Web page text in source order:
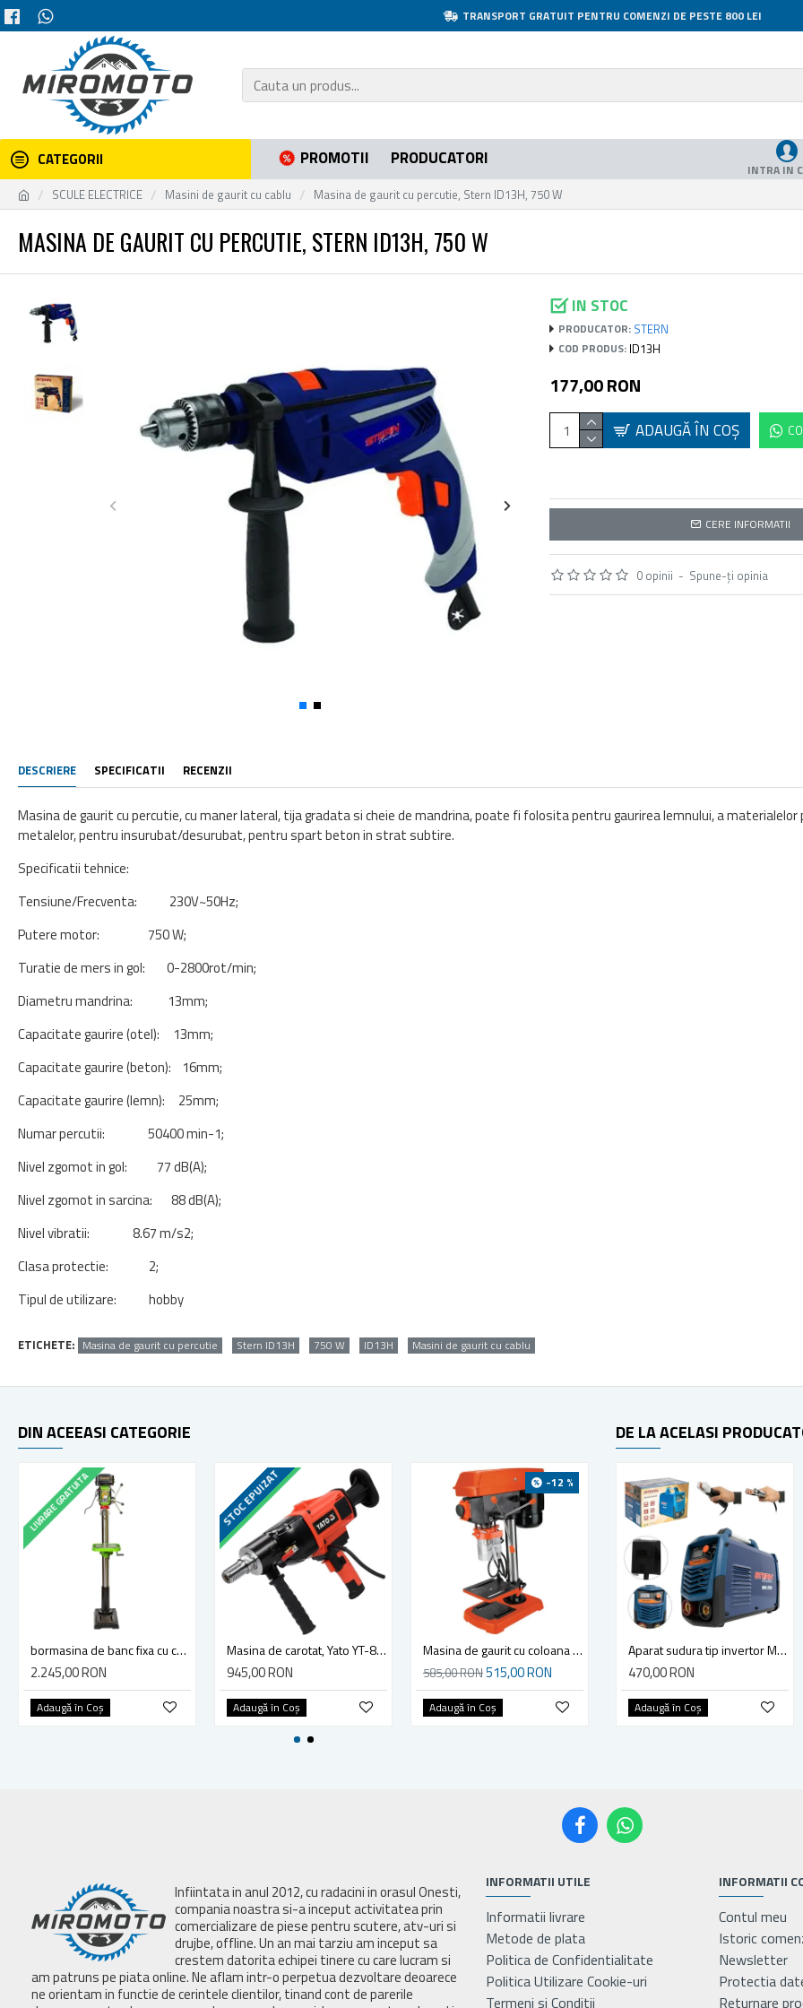
TRANSPORT GRATUIT PENTRU COMENZI DE PESTE 800 LEI
CATEGORII PROMOTII PRODUCATORI
INTRA IN
SCULE ELECTRICE Masini de gaurit cu cablu Masina de gaurit cu percutie, Stern ID13H, 750 W
MASINA DE GAURIT CU PERCUTIE, STERN ID13H, 750 W
IN STOC
PRODUCATOR: STERN
COD PRODUS: ID13H
0 opinii - Spune-ţi opinia
177,00 RON
ADAUGĂ ÎN COŞ
CERE INFORMATII
DESCRIERE SPECIFICATII RECENZII
Masina de gaurit cu percutie, cu maner lateral, tija gradata si cheie de mandrina, poate fi folosita pentru gaurirea lemnului, a materialelor
metalelor, pentru insurubat/desurubat, pentru spart beton in strat subtire.
Specificatii tehnice:
Tensiune/Frecventa: 230V~50Hz;
Putere motor: 750 W;
Turatie de mers in gol: 0-2800rot/min;
Diametru mandrina: 13mm;
Capacitate gaurire (otel): 13mm;
Capacitate gaurire (beton): 16mm;
Capacitate gaurire (lemn): 25mm;
Numar percutii: 50400 min-1;
Nivel zgomot in gol: 77 dB(A);
Nivel zgomot in sarcina: 88 dB(A);
Nivel vibratii: 8.67 m/s2;
Clasa protectie: 2;
Tipul de utilizare: hobby
ETICHETE: Masina de gaurit cu percutie Stern ID13H 750 W ID13H Masini de gaurit cu cablu
DIN ACEEASI CATEGORIE
LIVRARE GRATUITA
bormasina de banc fixa cu coloana PROCRAFT, 64.60 kg BD2150
2.245,00 RON
Adaugă în Coş
LIVRARE GRATUITA
STOC EPUIZAT
Masina de carotat, Yato YT-81980, 2200 W, 180 mm, gaurire umeda
945,00 RON
Adaugă în Coş
-12 %
Masina de gaurit cu coloana Evotools BD 350 EPTO, 350 W
585,00 RON515,00 RON
Adaugă în Coş
Masina de gaurit cu coloana Procraft BD1550, 375 W
695,00 RON
Adaugă în Coş
DE LA ACELASI
Aparat sudura tip invertor MMA Stern IWM-250A, 250 A, diametru maxim electrod 5mm
470,00 RON
Adaugă în Coş
Infiintata in anul 2012, cu radacini in orasul Onesti,
compania noastra si-a inceput activitatea prin
comercializare de piese pentru scutere, atv-uri si
drujbe, offline. Un an mai tarziu am inceput sa
crestem datorita echipei tinere cu care lucram si
am patruns pe piata online. Ne aflam intr-o perpetua dezvoltare deoarece
ne orientam in functie de cerintele clientilor, tinand cont de parerile
INFORMATII UTILE
Informatii livrare
Metode de plata
Politica de Confidentialitate
Politica Utilizare Cookie-uri
Termeni si Conditii
INFORMATII
Contul meu
Istoric
Newsletter
Protectia
Returnare